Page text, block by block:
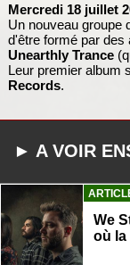
Mercredi 18 juillet
Un nouveau groupe
d'être formé par
Unearthly Trance
Leur premier album
Records.
► A VOIR
We
où la